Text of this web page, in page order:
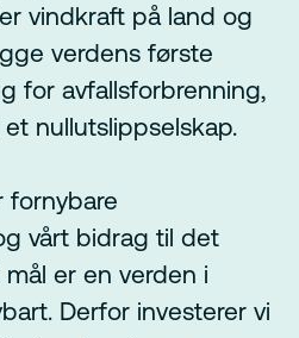
vindkraft på land og
verdens første
for avfallsforbrenning,
nullutslippselskap.
fornybare
vårt bidrag til det
er en verden i
Derfor investerer vi